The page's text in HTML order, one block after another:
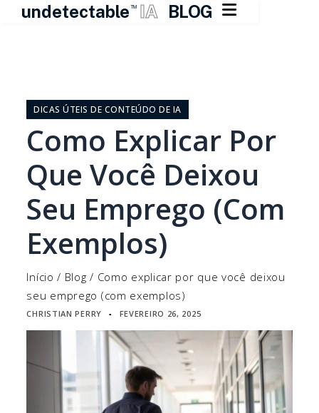
undetectable TM IA BLOG 
conteúdo
DICAS ÚTEIS DE CONTEÚDO DE IA
Como Explicar Por
Que Você Deixou
Seu Emprego (com
Exemplos)
Início / Blog / Como explicar por que você deixou
seu emprego (com exemplos)
CHRISTIAN PERRY ▪ FEVEREIRO 26, 2025